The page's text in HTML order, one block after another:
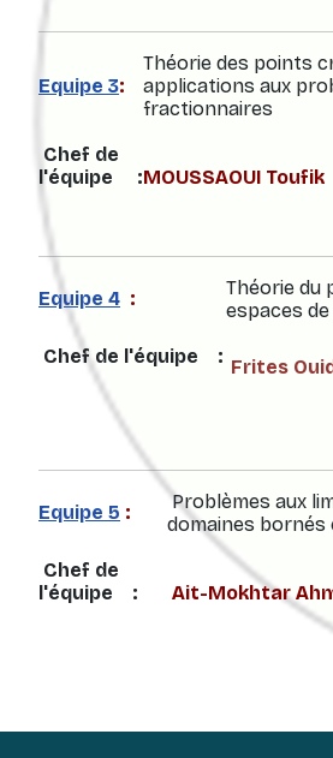
Equipe 3:
Théorie des points
applications aux
fractionnaires
Chef de
l'équipe :MOUSSAOUI Toufik
Equipe 4 :
Théorie du
espaces
Chef de l'équipe : Frites
Equipe 5 :
Problèmes aux
domaines
Chef de
l'équipe :
Ait-Mokhtar